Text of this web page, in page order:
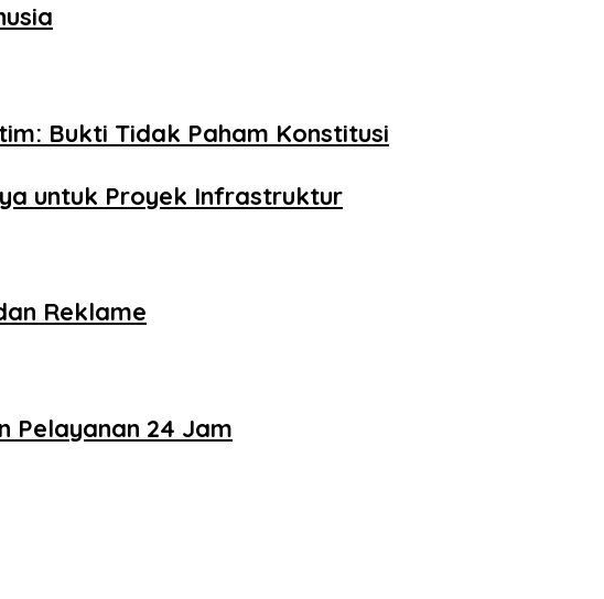
Bukti Tidak Paham Konstitusi
untuk Proyek Infrastruktur
Reklame
Pelayanan 24 Jam